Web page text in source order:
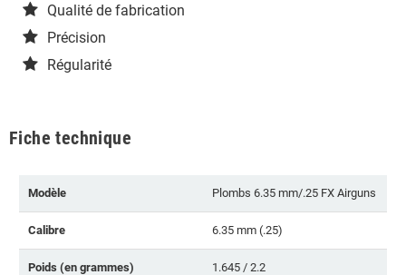
Qualité de fabrication
Précision
Régularité
Fiche technique
Modèle Plombs 6.35 mm/.25 FX Airguns
Calibre 6.35 mm (.25)
Poids (en grammes) 1.645 / 2.2